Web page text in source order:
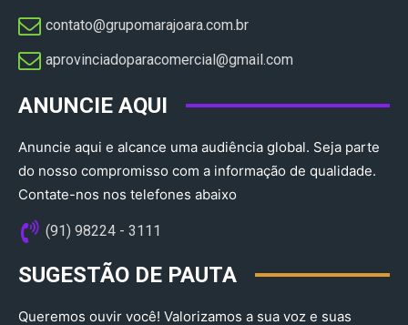
contato@grupomarajoara.com.br
aprovinciadoparacomercial@gmail.com​
ANUNCIE AQUI
Anuncie aqui e alcance uma audiência global. Seja parte
do nosso compromisso com a informação de qualidade.
Contate-nos nos telefones abaixo
(91) 98224 - 3111
SUGESTÃO DE PAUTA
Queremos ouvir você! Valorizamos a sua voz e suas